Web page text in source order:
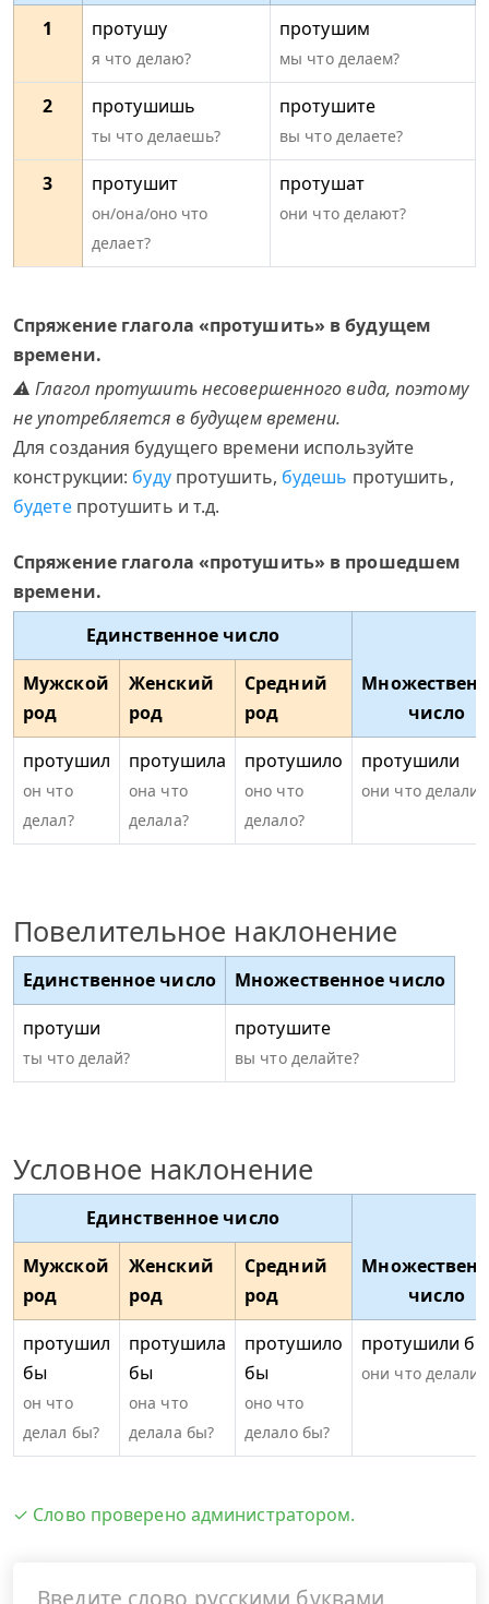
1
протушу
я что делаю?
протушим
мы что делаем?
2 протушишь
ты что делаешь?
протушите
вы что делаете?
3 протушит
он/она/оно что
делает?
протушат
они что делают?
Спряжение глагола «протушить» в будущем
времени.
⚠ Глагол протушить несовершенного вида, поэтому
не употребляется в будущем времени.
Для создания будущего времени используйте
конструкции: будупротушить, будешь протушить,
будетепротушить и т.д.
Спряжение глагола «протушить» в прошедшем
времени.
Единственное число
число
Мужской
род
Женский
род
Средний
род
протушил
он что
делал?
протушила
она что
делала?
протушило
оно что
делало?
протушили
они что делали?
Повелительное наклонение
Единственное число
Множественное число
протуши
ты что делай?
протушите
вы что делайте?
Условное наклонение
Единственное число
число
Мужской
род
Женский
род
Средний
род
протушил
бы
он что
делал бы?
протушила
бы
она что
делала бы?
протушило
бы
оно что
делало бы?
протушили бы
они что делали
✓ Слово проверено администратором.